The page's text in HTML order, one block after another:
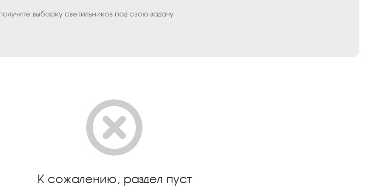
выборку светильников под свою задачу
К сожалению, раздел пуст